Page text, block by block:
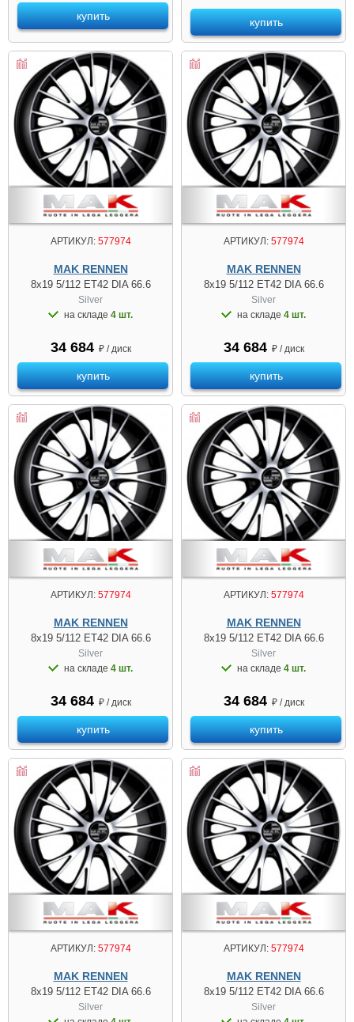
купить
купить
АРТИКУЛ:577974
MAK RENNEN
8x19 5/112 ET42 DIA 66.6
Silver
на складе 4 шт.
34 684 ₽ / диск
купить
АРТИКУЛ:577974
MAK RENNEN
8x19 5/112 ET42 DIA 66.6
Silver
на складе 4 шт.
34 684 ₽ / диск
купить
АРТИКУЛ:577974
MAK RENNEN
8x19 5/112 ET42 DIA 66.6
Silver
на складе 4 шт.
34 684 ₽ / диск
купить
АРТИКУЛ:577974
MAK RENNEN
8x19 5/112 ET42 DIA 66.6
Silver
на складе 4 шт.
34 684 ₽ / диск
купить
АРТИКУЛ:577974
MAK RENNEN
8x19 5/112 ET42 DIA 66.6
Silver
АРТИКУЛ:577974
MAK RENNEN
8x19 5/112 ET42 DIA 66.6
Silver